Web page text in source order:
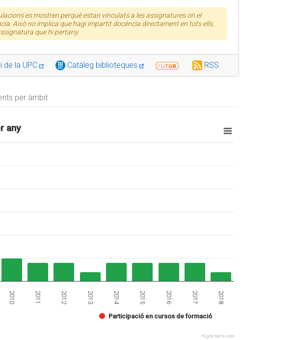
es mostren perquè estan vinculats a les assignatures on el
Això no implica que hagi impartit docència directament en tots ells,
que hi pertany.
de la UPC Catàleg biblioteques RSS
per àmbit
any
Participació en cursos de formació
2010 2011 2012 2013 2014 2015 2016 2017 2018
Highcharts.com